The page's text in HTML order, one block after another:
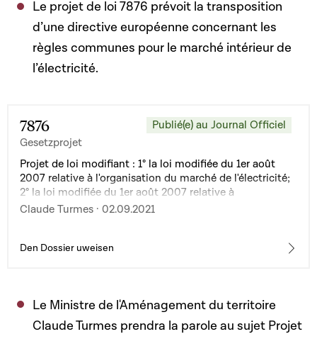
Le projet de loi 7876 prévoit la transposition
d’une directive européenne concernant les
règles communes pour le marché intérieur de
l’électricité.
7876
Gesetzprojet
Publié(e) au Journal Officiel
Projet de loi modifiant : 1° la loi modifiée du 1er août
2007 relative à l'organisation du marché de l'électricité;
2° la loi modifiée du 1er août 2007 relative à
l'organisation du marché du gaz naturel
Claude Turmes · 02.09.2021
Den Dossier uweisen
Le Ministre de l'Aménagement du territoire
Claude Turmes prendra la parole au sujet Projet